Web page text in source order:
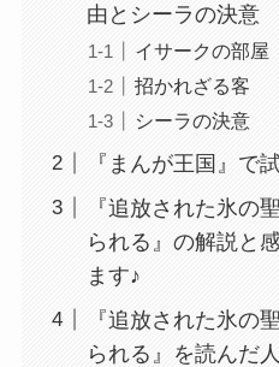
由とシーラの決意
イサークの部屋
招かれざる客
シーラの決意
『まんが王国』で
『追放された氷の
られる』の解説と
ます♪
『追放された氷の
られる』を読んだ